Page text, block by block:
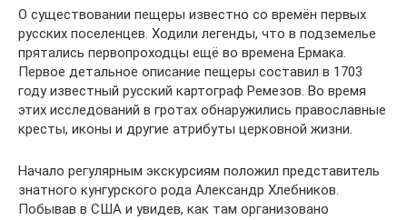
О существовании пещеры известно со времён первых
русских поселенцев. Ходили легенды, что в подземелье
прятались первопроходцы ещё во времена Ермака.
Первое детальное описание пещеры составил в 1703
году известный русский картограф Ремезов. Во время
этих исследований в гротах обнаружились православные
кресты, иконы и другие атрибуты церковной жизни.
Начало регулярным экскурсиям положил представитель
знатного кунгурского рода Александр Хлебников.
Побывав в США и увидев, как там организовано